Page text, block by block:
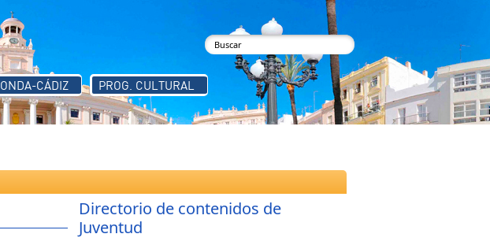
Formulario de búsqueda
ONDA-CÁDIZ PROG. CULTURAL
Directorio de contenidos de
Juventud